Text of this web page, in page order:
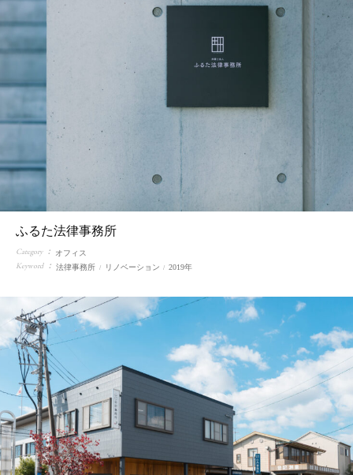
ふるた法律事務所
Category オフィス
Keyword 法律事務所 リノベーション 2019年